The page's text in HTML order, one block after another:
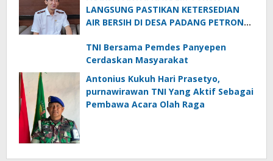
LANGSUNG PASTIKAN KETERSEDIAN
AIR BERSIH DI DESA PADANG PETRON
TNI Bersama Pemdes Panyepen
Cerdaskan Masyarakat
Antonius Kukuh Hari Prasetyo,
purnawirawan TNI Yang Aktif Sebagai
Pembawa Acara Olah Raga